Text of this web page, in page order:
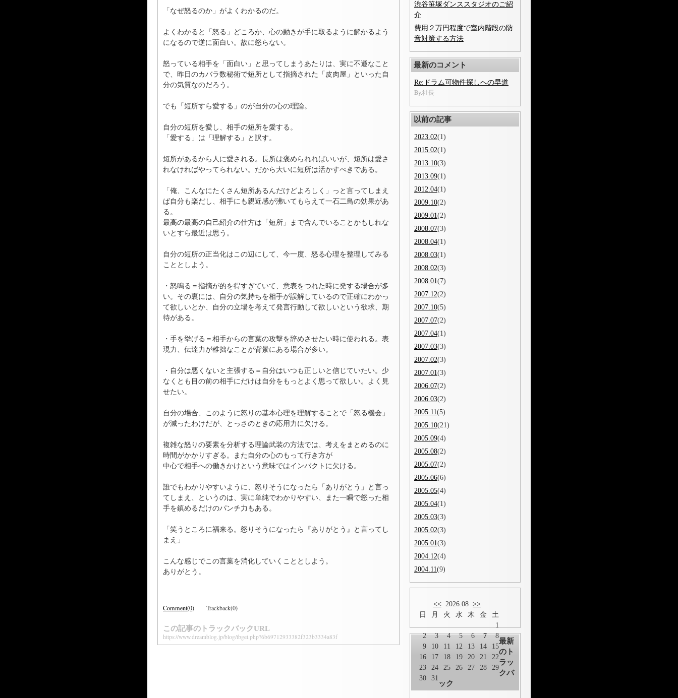
「なぜ怒るのか」がよくわかるのだ。
よくわかると「怒る」どころか、心の動きが手に取るように解かるよう
になるので逆に面白い。故に怒らない。
怒っている相手を「面白い」と思ってしまうあたりは、実に不遜なこと
で、昨日のカバラ数秘術で短所として指摘された「皮肉屋」といった自
分の気質なのだろう。
でも「短所すら愛する」のが自分の心の理論。
自分の短所を愛し、相手の短所を愛する。
「愛する」は「理解する」と訳す。
短所があるから人に愛される。長所は褒められればいいが、短所は愛さ
れなければやってられない。だから大いに短所は活かすべきである。
「俺、こんなにたくさん短所あるんだけどよろしく」っと言ってしまえ
ば自分も楽だし、相手にも親近感が沸いてもらえて一石二鳥の効果があ
る。
最高の最高の自己紹介の仕方は「短所」まで含んでいることかもしれな
いとすら最近は思う。
自分の短所の正当化はこの辺にして、今一度、怒る心理を整理してみる
こととしよう。
・怒鳴る＝指摘が的を得すぎていて、意表をつれた時に発する場合が多
い。その裏には、自分の気持ちを相手が誤解しているので正確にわかっ
て欲しいとか、自分の立場を考えて発言行動して欲しいという欲求、期
待がある。
・手を挙げる＝相手からの言葉の攻撃を辞めさせたい時に使われる。表
現力、伝達力が稚拙なことが背景にある場合が多い。
・自分は悪くないと主張する＝自分はいつも正しいと信じていたい。少
なくとも目の前の相手にだけは自分をもっとよく思って欲しい。よく見
せたい。
自分の場合、このように怒りの基本心理を理解することで「怒る機会」
が減ったわけだが、とっさのときの応用力に欠ける。
複雑な怒りの要素を分析する理論武装の方法では、考えをまとめるのに
時間がかかりすぎる。また自分の心のもって行き方が
中心で相手への働きかけという意味ではインパクトに欠ける。
誰でもわかりやすいように、怒りそうになったら「ありがとう」と言っ
てしまえ、というのは、実に単純でわかりやすい、また一瞬で怒った相
手を鎮めるだけのパンチ力もある。
「笑うところに福来る。怒りそうになったら『ありがとう』と言ってし
まえ」
こんな感じでこの言葉を消化していくこととしよう。
ありがとう。
Comment(0) Trackback(0)
この記事のトラックバックURL
https://www.dreamblog.jp/blog/tbget.php?6b69712933382f323b3334a83f
渋谷笹塚ダンススタジオのご紹
介
費用２万円程度で室内階段の防
音対策する方法
最新のコメント
Re:ドラム可物件探しへの早道
By.社長
以前の記事
2023.02(1)
2015.02(1)
2013.10(3)
2013.09(1)
2012.04(1)
2009.10(2)
2009.01(2)
2008.07(3)
2008.04(1)
2008.03(1)
2008.02(3)
2008.01(7)
2007.12(2)
2007.10(5)
2007.07(2)
2007.04(1)
2007.03(3)
2007.02(3)
2007.01(3)
2006.07(2)
2006.03(2)
2005.11(5)
2005.10(21)
2005.09(4)
2005.08(2)
2005.07(2)
2005.06(6)
2005.05(4)
2005.04(1)
2005.03(3)
2005.02(3)
2005.01(3)
2004.12(4)
2004.11(9)
<< 2026.08 >>
日
2
9
16
23
30
月
3
10
17
24
31
火
4
11
18
25
水
5
12
19
26
木
6
13
20
27
金
7
14
21
28
土
1
8
15
22
29
最新
のト
ラッ
クバ
ック